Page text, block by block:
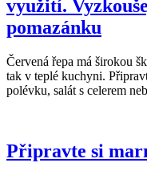
využití.
pomazánku
Červená řepa má širokou
tak v teplé kuchyni.
polévku, salát s celerem
Připravte si